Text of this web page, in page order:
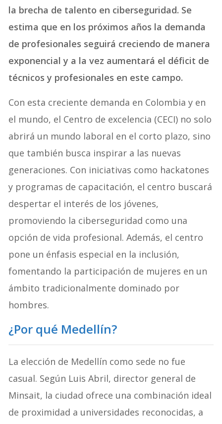
la brecha de talento en ciberseguridad. Se
estima que en los próximos años la demanda
de profesionales seguirá creciendo de manera
exponencial y a la vez aumentará el déficit de
técnicos y profesionales en este campo.
Con esta creciente demanda en Colombia y en
el mundo, el Centro de excelencia (CECI) no solo
abrirá un mundo laboral en el corto plazo, sino
que también busca inspirar a las nuevas
generaciones. Con iniciativas como hackatones
y programas de capacitación, el centro buscará
despertar el interés de los jóvenes,
promoviendo la ciberseguridad como una
opción de vida profesional. Además, el centro
pone un énfasis especial en la inclusión,
fomentando la participación de mujeres en un
ámbito tradicionalmente dominado por
hombres.
¿Por qué Medellín?
La elección de Medellín como sede no fue
casual. Según Luis Abril, director general de
Minsait, la ciudad ofrece una combinación ideal
de proximidad a universidades reconocidas, a